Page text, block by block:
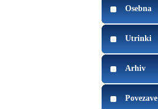
Osebna
Utrinki
Arhiv
Povezave